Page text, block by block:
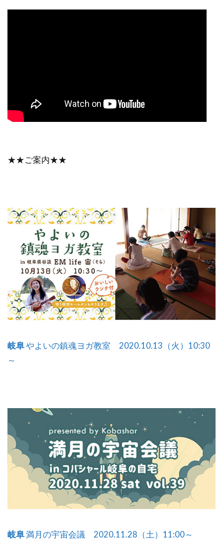
★★ご案内★★
岐阜やよいの鎮魂ヨガ教室 2020.10.13（火）10:30
～
岐阜満月の宇宙会議 2020.11.28（土）11:00～